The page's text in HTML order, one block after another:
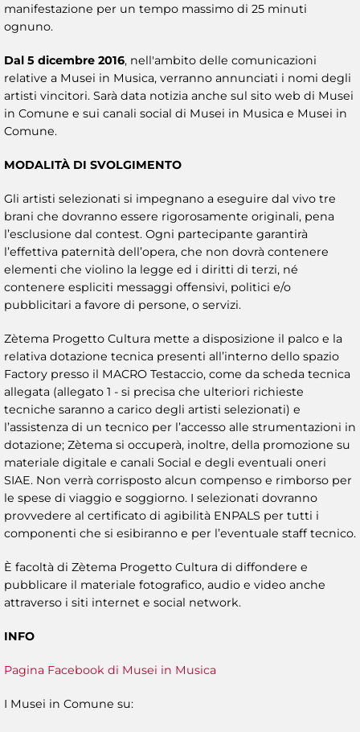
manifestazione per un tempo massimo di 25 minuti
ognuno.
Dal 5 dicembre 2016, nell'ambito delle comunicazioni
relative a Musei in Musica, verranno annunciati i nomi degli
artisti vincitori. Sarà data notizia anche sul sito web di Musei
in Comune e sui canali social di Musei in Musica e Musei in
Comune.
MODALITÀ DI SVOLGIMENTO
Gli artisti selezionati si impegnano a eseguire dal vivo tre
brani che dovranno essere rigorosamente originali, pena
l’esclusione dal contest. Ogni partecipante garantirà
l’effettiva paternità dell’opera, che non dovrà contenere
elementi che violino la legge ed i diritti di terzi, né
contenere espliciti messaggi offensivi, politici e/o
pubblicitari a favore di persone, o servizi.
Zètema Progetto Cultura mette a disposizione il palco e la
relativa dotazione tecnica presenti all’interno dello spazio
Factory presso il MACRO Testaccio, come da scheda tecnica
allegata (allegato 1 - si precisa che ulteriori richieste
tecniche saranno a carico degli artisti selezionati) e
l’assistenza di un tecnico per l’accesso alle strumentazioni in
dotazione; Zètema si occuperà, inoltre, della promozione su
materiale digitale e canali Social e degli eventuali oneri
SIAE. Non verrà corrisposto alcun compenso e rimborso per
le spese di viaggio e soggiorno. I selezionati dovranno
provvedere al certificato di agibilità ENPALS per tutti i
componenti che si esibiranno e per l’eventuale staff tecnico.
È facoltà di Zètema Progetto Cultura di diffondere e
pubblicare il materiale fotografico, audio e video anche
attraverso i siti internet e social network.
INFO
Pagina Facebook di Musei in Musica
I Musei in Comune su: